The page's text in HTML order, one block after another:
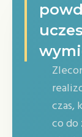
czas,
co do